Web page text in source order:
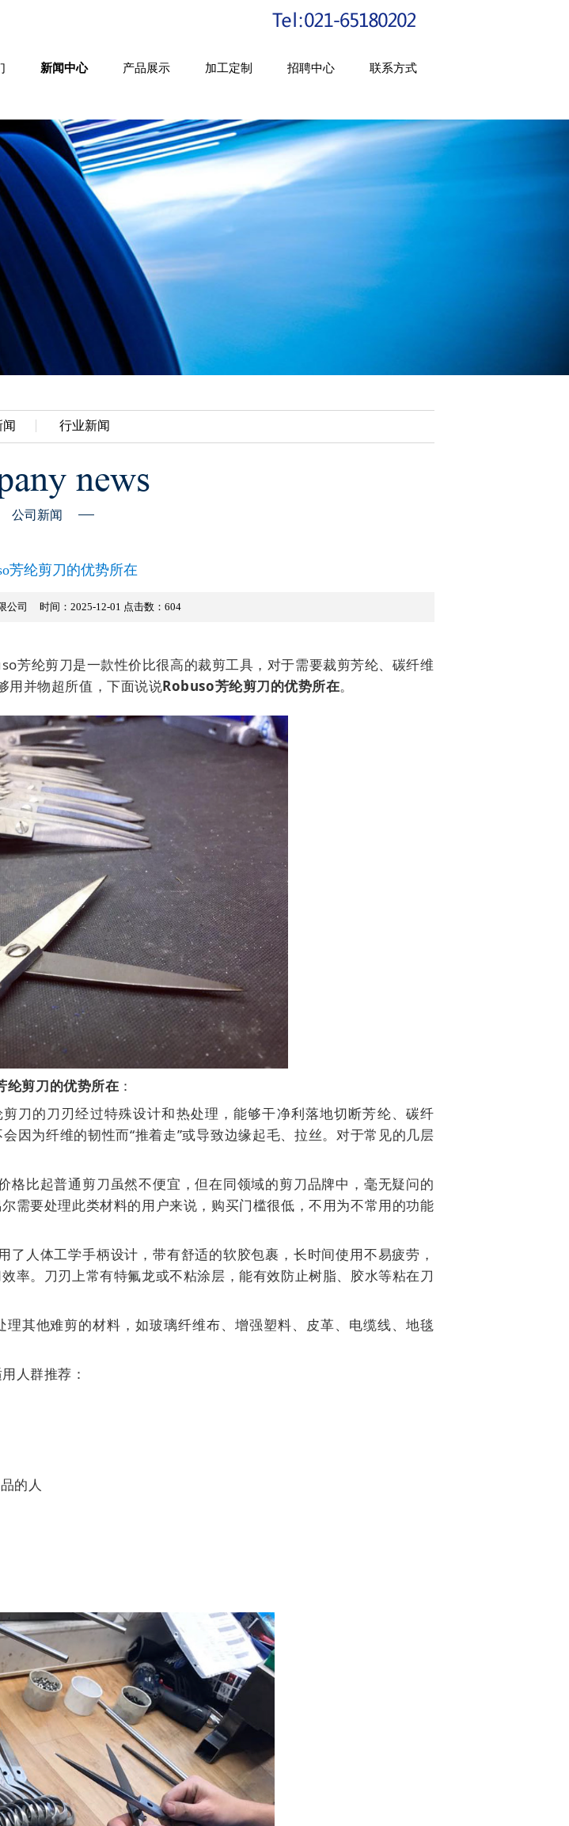
新闻中心 产品展示 加工定制 招聘中心 联系方式
闻 行业新闻
news
公司新闻
芳纶剪刀的优势所在
公司 时间：2025-12-01 点击数： 604
芳纶剪刀是一款性价比很高的裁剪工具，对于需要裁剪芳纶、碳纤维
用并物超所值，下面说说Robuso芳纶剪刀的优势所在。
纶剪刀的优势所在 ：
刀的刀刃经过特殊设计和热处理，能够干净利落地切断芳纶、碳纤
因为纤维的韧性而“推着走”或导致边缘起毛、拉丝。对于常见的几层
比起普通剪刀虽然不便宜，但在同领域的剪刀品牌中，毫无疑问的
需要处理此类材料的用户来说，购买门槛很低，不用为不常用的功能
人体工学手柄设计，带有舒适的软胶包裹，长时间使用不易疲劳，
率。刀刃上常有特氟龙或不粘涂层，能有效防止树脂、胶水等粘在刀
其他难剪的材料，如玻璃纤维布、增强塑料、皮革、电缆线、地毯
人群推荐：
的人